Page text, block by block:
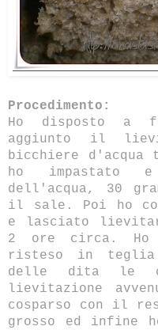
Procedimento:
Ho disposto a
aggiunto il
bicchiere d'acqua
ho impastato
dell'acqua, 30
il sale. Poi ho
e lasciato
2 ore circa. Ho
risteso in teglia
delle dita le
lievitazione
cosparso con il
grosso ed infine